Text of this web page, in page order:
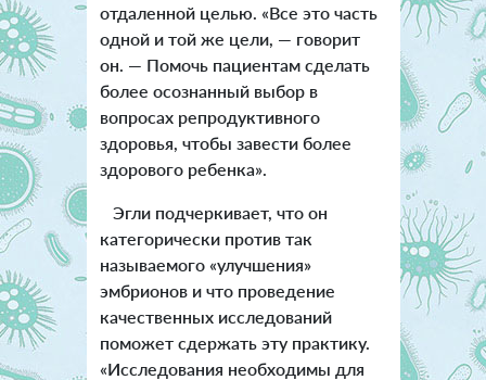
отдаленной целью. «Все это часть
одной и той же цели, — говорит
он. — Помочь пациентам сделать
более осознанный выбор в
вопросах репродуктивного
здоровья, чтобы завести более
здорового ребенка».
Эгли подчеркивает, что он
категорически против так
называемого «улучшения»
эмбрионов и что проведение
качественных исследований
поможет сдержать эту практику.
«Исследования необходимы для